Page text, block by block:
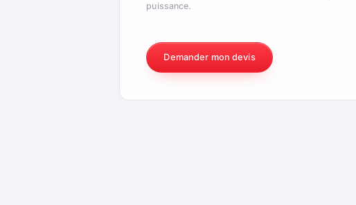
puissance.
Demander mon devis